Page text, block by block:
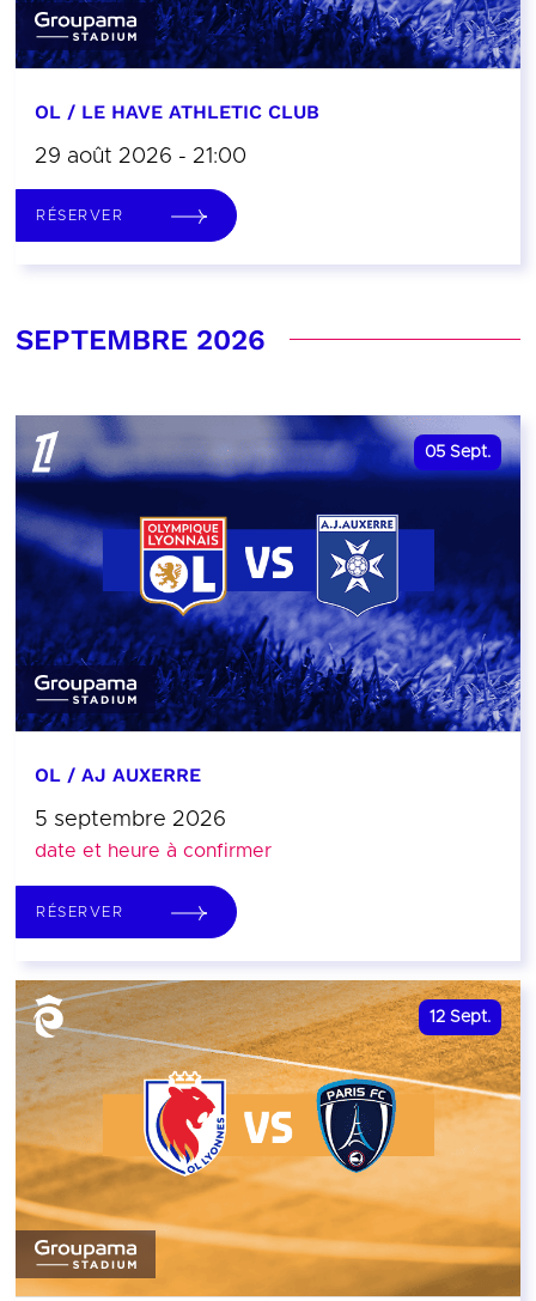
OL / LE HAVE ATHLETIC CLUB
29 août 2026 - 21:00
RÉSERVER
SEPTEMBRE 2026
05 Sept.
OL / AJ AUXERRE
5 septembre 2026
date et heure à confirmer
RÉSERVER
12 Sept.